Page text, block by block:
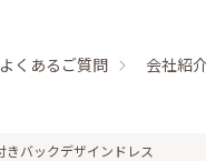
よくあるご質問 会社紹
バックデザインドレス